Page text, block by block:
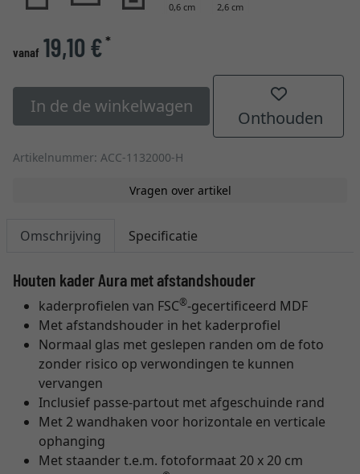
0,6 cm 2,6 cm
vanaf 19,10 €*
In de de winkelwagen
Onthouden
Artikelnummer: ACC-1132000-H
Vragen over artikel
Omschrijving Specificatie
Houten kader Aura met afstandshouder
kaderprofielen van FSC®-gecertificeerd MDF
Met afstandshouder in het kaderprofiel
Normaal glas met geslepen randen om de foto
zonder risico op verwondingen te kunnen
vervangen
Inclusief passe-partout met afgeschuinde rand
Met 2 wandhaken voor horizontale en verticale
ophanging
Met staander t.e.m. fotoformaat 20 x 20 cm